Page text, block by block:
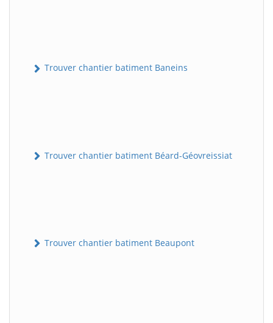
Trouver chantier batiment Baneins
Trouver chantier batiment Béard-Géovreissiat
Trouver chantier batiment Beaupont